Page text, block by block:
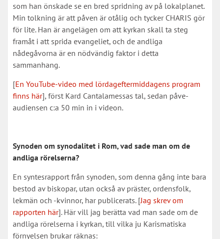
som han önskade se en bred spridning av på lokalplanet.
Min tolkning är att påven är otålig och tycker CHARIS gör
för lite. Han är angelägen om att kyrkan skall ta steg
framåt i att sprida evangeliet, och de andliga
nådegåvorna är en nödvändig faktor i detta
sammanhang.
[En YouTube-video med lördageftermiddagens program
finns här], först Kard Cantalamessas tal, sedan påve-
audiensen c:a 50 min in i videon.
Synoden om synodalitet i Rom, vad sade man om de
andliga rörelserna?
En syntesrapport från synoden, som denna gång inte bara
bestod av biskopar, utan också av präster, ordensfolk,
lekmän och -kvinnor, har publicerats. [Jag skrev om
rapporten här]. Här vill jag berätta vad man sade om de
andliga rörelserna i kyrkan, till vilka ju Karismatiska
förnyelsen brukar räknas: